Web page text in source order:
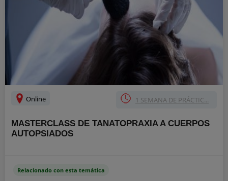
Online 1 SEMANA DE PRÁCTIC...
MASTERCLASS DE TANATOPRAXIA A CUERPOS
AUTOPSIADOS
Relacionado con esta temática